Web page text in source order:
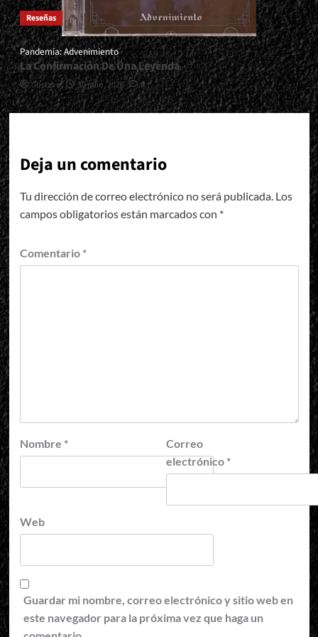
Reseñas
Pandemia: Advenimiento
La Confirmación De Una Leyenda
Gustavo 30 julio, 2026 0
Deja un comentario
Tu dirección de correo electrónico no será publicada. Los
campos obligatorios están marcados con *
Comentario *
Nombre *
Correo
electrónico *
Web
Guardar mi nombre, correo electrónico y sitio web en
este navegador para la próxima vez que haga un